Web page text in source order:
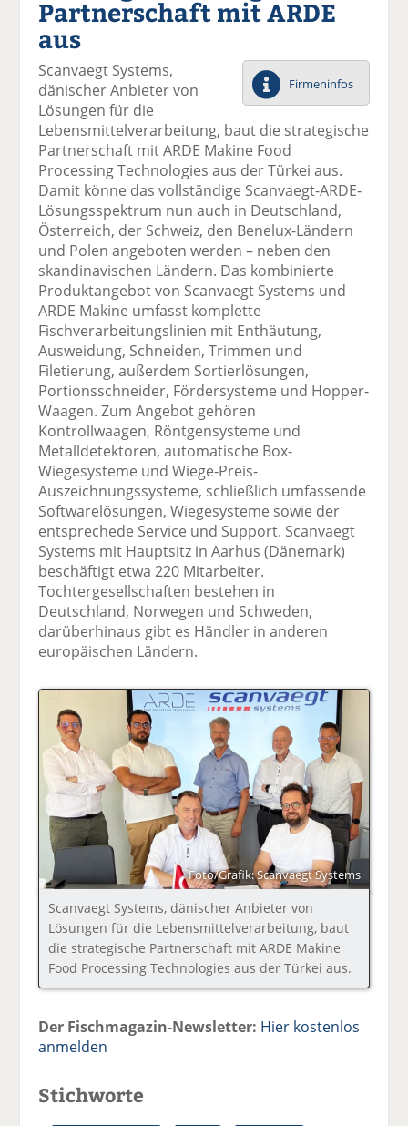
el
a
F
ac
e
b
o
o
k
te
il
e
n
el
t
tt
er
n
el
a
Li
n
k
e
di
n
te
il
e
n
el
p
E
m
ai
l
er
se
n
d
n
ck
e
n
Partnerschaft mit ARDE
aus
Firmeninfos
Scanvaegt Systems,
dänischer Anbieter von
Lösungen für die
Lebensmittelverarbeitung, baut die strategische
Partnerschaft mit ARDE Makine Food
Processing Technologies aus der Türkei aus.
Damit könne das vollständige Scanvaegt-ARDE-
Lösungsspektrum nun auch in Deutschland,
Österreich, der Schweiz, den Benelux-Ländern
und Polen angeboten werden – neben den
skandinavischen Ländern. Das kombinierte
Produktangebot von Scanvaegt Systems und
ARDE Makine umfasst komplette
Fischverarbeitungslinien mit Enthäutung,
Ausweidung, Schneiden, Trimmen und
Filetierung, außerdem Sortierlösungen,
Portionsschneider, Fördersysteme und Hopper-
Waagen. Zum Angebot gehören
Kontrollwaagen, Röntgensysteme und
Metalldetektoren, automatische Box-
Wiegesysteme und Wiege-Preis-
Auszeichnungssysteme, schließlich umfassende
Softwarelösungen, Wiegesysteme sowie der
entsprechede Service und Support. Scanvaegt
Systems mit Hauptsitz in Aarhus (Dänemark)
beschäftigt etwa 220 Mitarbeiter.
Tochtergesellschaften bestehen in
Deutschland, Norwegen und Schweden,
darüberhinaus gibt es Händler in anderen
europäischen Ländern.
Foto/Grafik: Scanvaegt Systems
Scanvaegt Systems, dänischer Anbieter von
Lösungen für die Lebensmittelverarbeitung, baut
die strategische Partnerschaft mit ARDE Makine
Food Processing Technologies aus der Türkei aus.
Der Fischmagazin-Newsletter: Hier kostenlos
anmelden
Stichworte